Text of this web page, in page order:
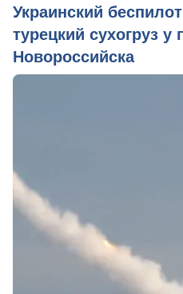
Украинский
турецкий сухогруз у
Новороссийска